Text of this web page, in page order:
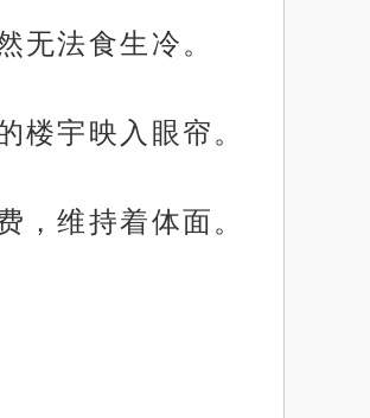
无法食生冷。
楼宇映入眼帘。
，维持着体面。